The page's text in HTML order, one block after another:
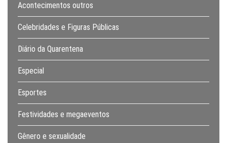
Acontecimentos outros
Celebridades e Figuras Públicas
Diário da Quarentena
Especial
Esportes
Festividades e megaeventos
Gênero e sexualidade